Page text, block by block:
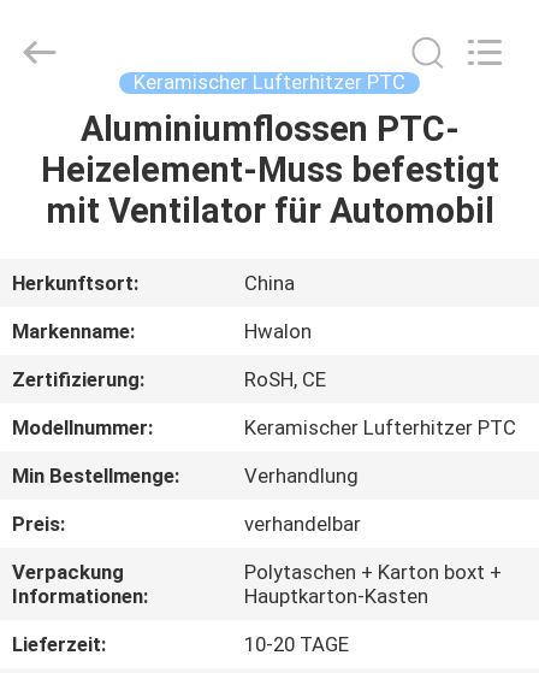
HEIM
PRODUKTE
ÜBER
UNS
WERKSBESICHTIGUNG
QUALITÄTSKONTROLLE
KONTAKTIEREN
SIE
UNS
Keramischer Lufterhitzer PTC
Aluminiumflossen PTC-
Heizelement-Muss befestigt
mit Ventilator für Automobil
Herkunftsort:
China
Markenname:
Hwalon
Zertifizierung:
RoSH, CE
Modellnummer:
Keramischer Lufterhitzer PTC
Min Bestellmenge:
Verhandlung
Preis:
verhandelbar
Verpackung
Informationen:
Polytaschen + Karton boxt +
Hauptkarton-Kasten
Lieferzeit:
10-20 TAGE